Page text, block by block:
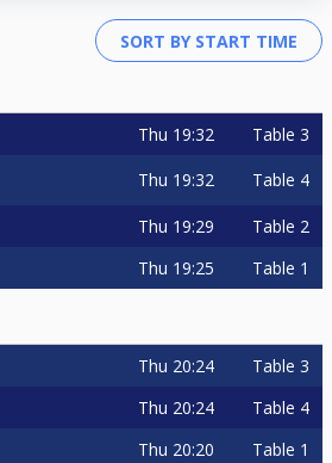
Thu 19:32 Table 3
Thu 19:32 Table 4
Thu 19:29 Table 2
Thu 19:25 Table 1
Thu 20:24 Table 3
Thu 20:24 Table 4
Thu 20:20 Table 1